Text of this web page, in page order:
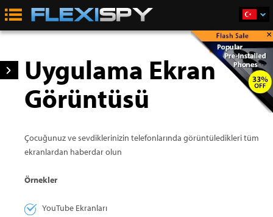
Satın Al ×
Uygulama Ekran
Görüntüsü
Çocuğunuz ve sevdiklerinizin telefonlarında görüntüledikleri tüm
ekranlardan haberdar olun
Örnekler
YouTube Ekranları